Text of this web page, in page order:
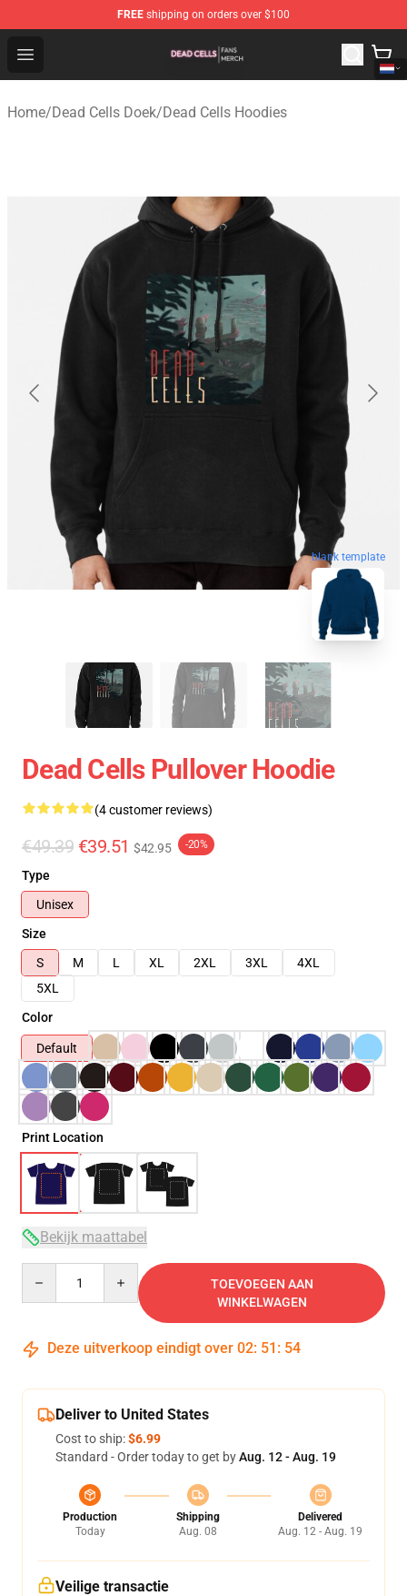
FREE shipping on orders over $100
Open menu
Dead Cells Shop - Official Dead Cells Merchandise Store
Home/Dead Cells Doek/Dead Cells Hoodies
blank template
Dead Cells Pullover Hoodie
(4 customer reviews)
€49.39 €39.51 $42.95 -20%
Type
Unisex
Size
S
M L XL 2XL 3XL
4XL
5XL
Color
Default
Print Location
Bekijk maattabel
TOEVOEGEN AAN
WINKELWAGEN
Deze uitverkoop eindigt over 02: 51 : 54
Deliver to United States
Cost to ship:$6.99
Standard - Order today to get byAug. 12 - Aug. 19
Production
Today
Shipping
Aug. 08
Delivered
Aug. 12 - Aug. 19
Veilige transactie